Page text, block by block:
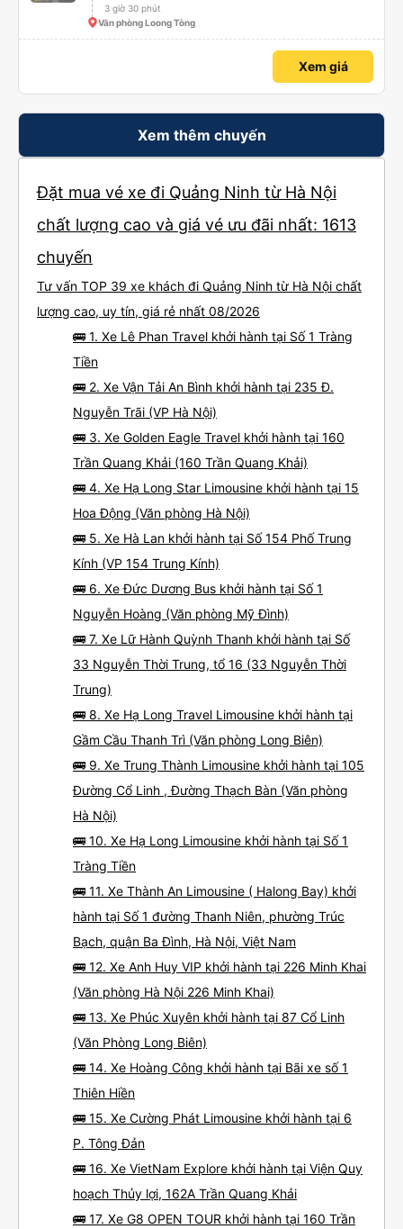
3 giờ 30 phút
Văn phòng Loong Tòng
Xem giá
Xem thêm chuyến
Đặt mua vé xe đi Quảng Ninh từ Hà Nội
chất lượng cao và giá vé ưu đãi nhất: 1613
chuyến
Tư vấn TOP 39 xe khách đi Quảng Ninh từ Hà Nội chất
lượng cao, uy tín, giá rẻ nhất 08/2026
🚌 1. Xe Lê Phan Travel khởi hành tại Số 1 Tràng
Tiền
🚌 2. Xe Vận Tải An Bình khởi hành tại 235 Đ.
Nguyễn Trãi (VP Hà Nội)
🚌 3. Xe Golden Eagle Travel khởi hành tại 160
Trần Quang Khải (160 Trần Quang Khải)
🚌 4. Xe Hạ Long Star Limousine khởi hành tại 15
Hoa Động (Văn phòng Hà Nội)
🚌 5. Xe Hà Lan khởi hành tại Số 154 Phố Trung
Kính (VP 154 Trung Kính)
🚌 6. Xe Đức Dương Bus khởi hành tại Số 1
Nguyễn Hoàng (Văn phòng Mỹ Đình)
🚌 7. Xe Lữ Hành Quỳnh Thanh khởi hành tại Số
33 Nguyễn Thời Trung, tổ 16 (33 Nguyễn Thời
Trung)
🚌 8. Xe Hạ Long Travel Limousine khởi hành tại
Gầm Cầu Thanh Trì (Văn phòng Long Biên)
🚌 9. Xe Trung Thành Limousine khởi hành tại 105
Đường Cổ Linh , Đường Thạch Bàn (Văn phòng
Hà Nội)
🚌 10. Xe Hạ Long Limousine khởi hành tại Số 1
Tràng Tiền
🚌 11. Xe Thành An Limousine ( Halong Bay) khởi
hành tại Số 1 đường Thanh Niên, phường Trúc
Bạch, quận Ba Đình, Hà Nội, Việt Nam
🚌 12. Xe Anh Huy VIP khởi hành tại 226 Minh Khai
(Văn phòng Hà Nội 226 Minh Khai)
🚌 13. Xe Phúc Xuyên khởi hành tại 87 Cổ Linh
(Văn Phòng Long Biên)
🚌 14. Xe Hoàng Công khởi hành tại Bãi xe số 1
Thiên Hiền
🚌 15. Xe Cường Phát Limousine khởi hành tại 6
P. Tông Đản
🚌 16. Xe VietNam Explore khởi hành tại Viện Quy
hoạch Thủy lợi, 162A Trần Quang Khải
🚌 17. Xe G8 OPEN TOUR khởi hành tại 160 Trần